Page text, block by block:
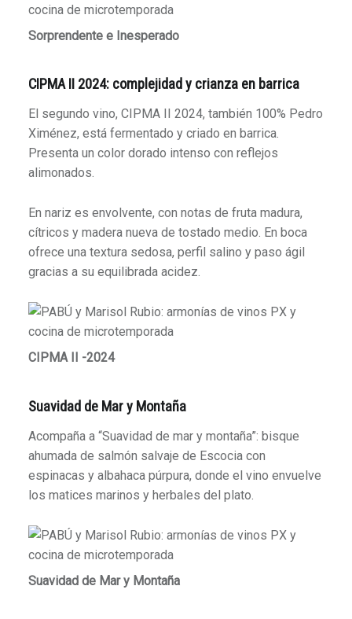
Sorprendente e Inesperado
CIPMA II 2024: complejidad y crianza en barrica
El segundo vino, CIPMA II 2024, también 100% Pedro
Ximénez, está fermentado y criado en barrica.
Presenta un color dorado intenso con reflejos
alimonados.
En nariz es envolvente, con notas de fruta madura,
cítricos y madera nueva de tostado medio. En boca
ofrece una textura sedosa, perfil salino y paso ágil
gracias a su equilibrada acidez.
CIPMA II -2024
Suavidad de Mar y Montaña
Acompaña a “Suavidad de mar y montaña”: bisque
ahumada de salmón salvaje de Escocia con
espinacas y albahaca púrpura, donde el vino envuelve
los matices marinos y herbales del plato.
Suavidad de Mar y Montaña